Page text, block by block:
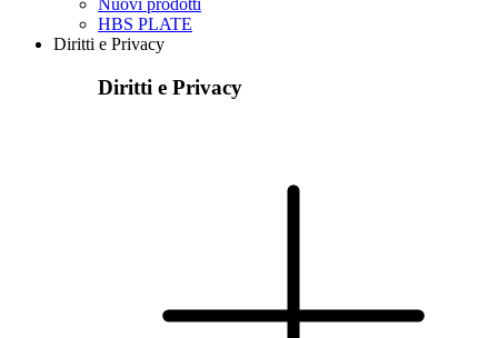
Nuovi prodotti
HBS PLATE
Diritti e Privacy
Diritti e Privacy